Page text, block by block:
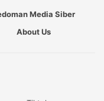
Media Siber
About Us